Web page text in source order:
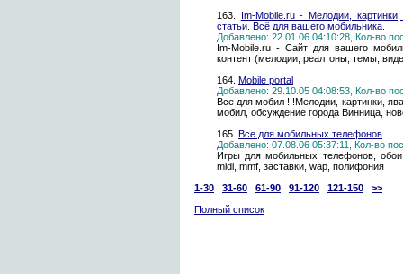
163.
Im-Mobile.ru - Мелодии,
статьи. Всё для вашего мобильника.
Добавлено: 22.01.06 04:10:28, Кол-во
Im-Mobile.ru - Сайт для вашего
контент (мелодии, реалтоны, темы,
164. Mobile portal
Добавлено: 29.10.05 04:08:53, Кол-во
Все для мобил !!!Мелодии, картинки,
мобил, обсуждение города Винница,
165. Все для мобильных телефонов
Добавлено: 07.08.06 05:37:11, Кол-во
Игры для мобильных телефонов,
midi, mmf, заставки, wap, полифония
1-30
31-60 61-90 91-120 121-150
>>
Полный список